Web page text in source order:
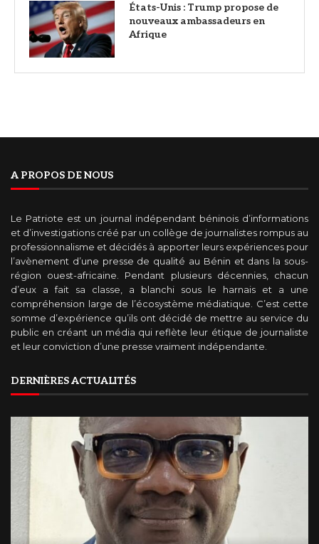
États-Unis : Trump propose de
nouveaux ambassadeurs en
Afrique
A PROPOS DE NOUS
Le Patriote est un journal indépendant béninois d’informations
et d’investigations créé par un collège de journalistes rompus au
professionnalisme et décidés à apporter leurs expériences pour
l’avènement d’une presse de qualité au Bénin et dans la sous-
région ouest-africaine. Pendant plusieurs décennies, chacun
d’eux a fait sa classe, a blanchi sous le harnais et a une
compréhension large de l’écosystème médiatique. C’est cette
somme d’expérience qu’ils ont décidé de mettre au service du
public en créant un média qui reflète leur étique de journaliste
et leur conviction d’une presse vraiment indépendante.
DERNIÈRES ACTUALITÉS